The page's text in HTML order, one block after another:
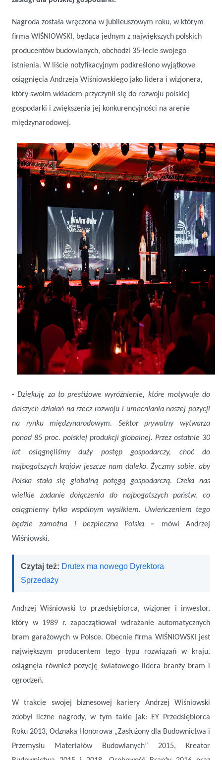
Nagroda została wręczona w jubileuszowym roku, w którym
firma WIŚNIOWSKI, będąca jednym z największych polskich
producentów budowlanych, obchodzi 35-lecie swojego
istnienia. W liście notyfikacyjnym podkreślono wyjątkowe
osiągnięcia Andrzeja Wiśniowskiego jako lidera i wizjonera,
który swoim wkładem przyczynił się do rozwoju polskiej
gospodarki i zwiększenia jej konkurencyjności na arenie
międzynarodowej.
-Dziękuję za to prestiżowe wyróżnienie, które motywuje do
dalszych działań na rzecz rozwoju i umacniania naszej pozycji
na rynku międzynarodowym. Sektor prywatny wytwarza
ponad 85 proc. polskiej produkcji globalnej. Przez ostatnie 30
lat osiągnęliśmy duży postęp gospodarczy, choć do
najbogatszych krajów jeszcze nam daleko. Życzmy sobie, aby
Polska stała się globalną potęgą gospodarczą. Czeka nas
wielkie zadanie dołączenia do najbogatszych państw, co
osiągniemy tylko wspólnym wysiłkiem. Uwieńczeniem tego
będzie zamożna i bezpieczna Polska – mówi Andrzej
Wiśniowski.
Czytaj też: Drutex ma nowego Dyrektora
Sprzedaży
Andrzej Wiśniowski to przedsiębiorca, wizjoner i inwestor,
który w 1989 r. zapoczątkował wdrażanie automatycznych
bram garażowych w Polsce. Obecnie firma WIŚNIOWSKI jest
największym producentem tego typu rozwiązań w kraju,
osiągnęła również pozycję światowego lidera branży bram i
ogrodzeń.
W trakcie swojej biznesowej kariery Andrzej Wiśniowski
zdobył liczne nagrody, w tym takie jak: EY Przedsiębiorca
Roku 2013, Odznaka Honorowa „Zasłużony dla Budownictwa i
Przemysłu Materiałów Budowlanych” 2015, Kreator